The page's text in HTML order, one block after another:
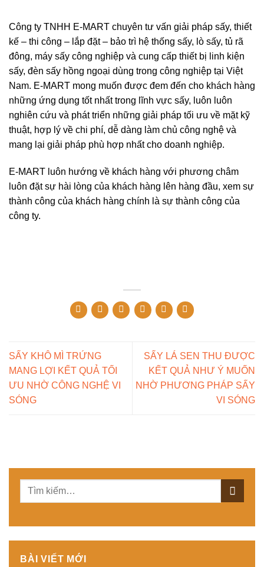
Công ty TNHH E-MART chuyên tư vấn giải pháp sấy, thiết
kế – thi công – lắp đặt – bảo trì hệ thống sấy, lò sấy, tủ rã
đông, máy sấy công nghiệp và cung cấp thiết bị linh kiện
sấy, đèn sấy hồng ngoại dùng trong công nghiệp tại Việt
Nam. E-MART mong muốn được đem đến cho khách hàng
những ứng dụng tốt nhất trong lĩnh vực sấy, luôn luôn
nghiên cứu và phát triển những giải pháp tối ưu về mặt kỹ
thuật, hợp lý về chi phí, dễ dàng làm chủ công nghệ và
mang lại giải pháp phù hợp nhất cho doanh nghiệp.
E-MART luôn hướng về khách hàng với phương châm
luôn đặt sự hài lòng của khách hàng lên hàng đầu, xem sự
thành công của khách hàng chính là sự thành công của
công ty.
SẤY KHÔ MÌ TRỨNG
MANG LỢI KẾT QUẢ TỐI
ƯU NHỜ CÔNG NGHỆ VI
SÓNG
SẤY LÁ SEN THU ĐƯỢC
KẾT QUẢ NHƯ Ý MUỐN
NHỜ PHƯƠNG PHÁP SẤY
VI SÓNG
BÀI VIẾT MỚI